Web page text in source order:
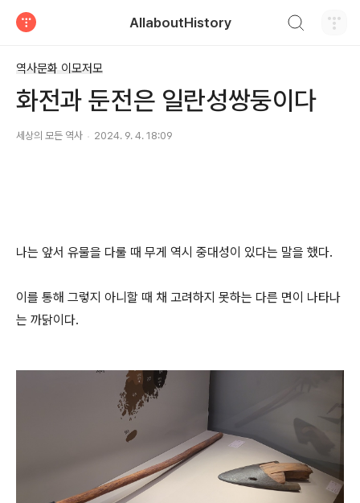
AllaboutHistory
역사문화 이모저모
화전과 둔전은 일란성쌍둥이다
세상의 모든 역사 2024. 9. 4. 18:09
나는 앞서 유물을 다룰 때 무게 역시 중대성이 있다는 말을 했다.
이를 통해 그렇지 아니할 때 채 고려하지 못하는 다른 면이 나타나
는 까닭이다.